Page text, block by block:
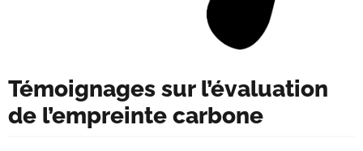
Témoignages sur l’évaluation
de l’empreinte carbone